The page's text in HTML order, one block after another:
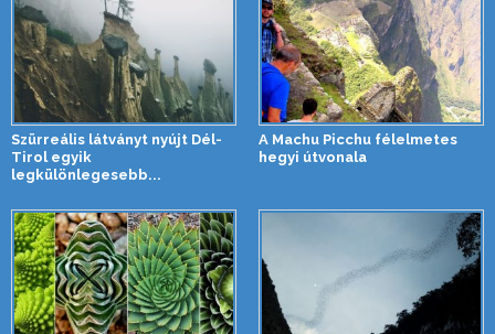
Szürreális látványt nyújt Dél-
Tirol egyik
legkülönlegesebb...
A Machu Picchu félelmetes
hegyi útvonala